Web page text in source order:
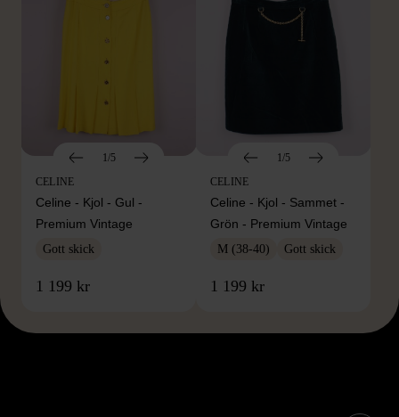
1/5
CELINE
Celine - Kjol - Gul -
Premium Vintage
Gott skick
1 199 kr
1/5
CELINE
Celine - Kjol - Sammet -
Grön - Premium Vintage
M (38-40) Gott skick
1 199 kr